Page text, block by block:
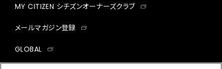
MY CITIZEN シチズンオーナーズクラブ
メールマガジン登録
GLOBAL